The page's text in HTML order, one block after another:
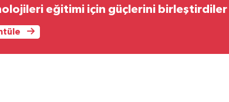
eğitimi için güçlerini birleştirdiler